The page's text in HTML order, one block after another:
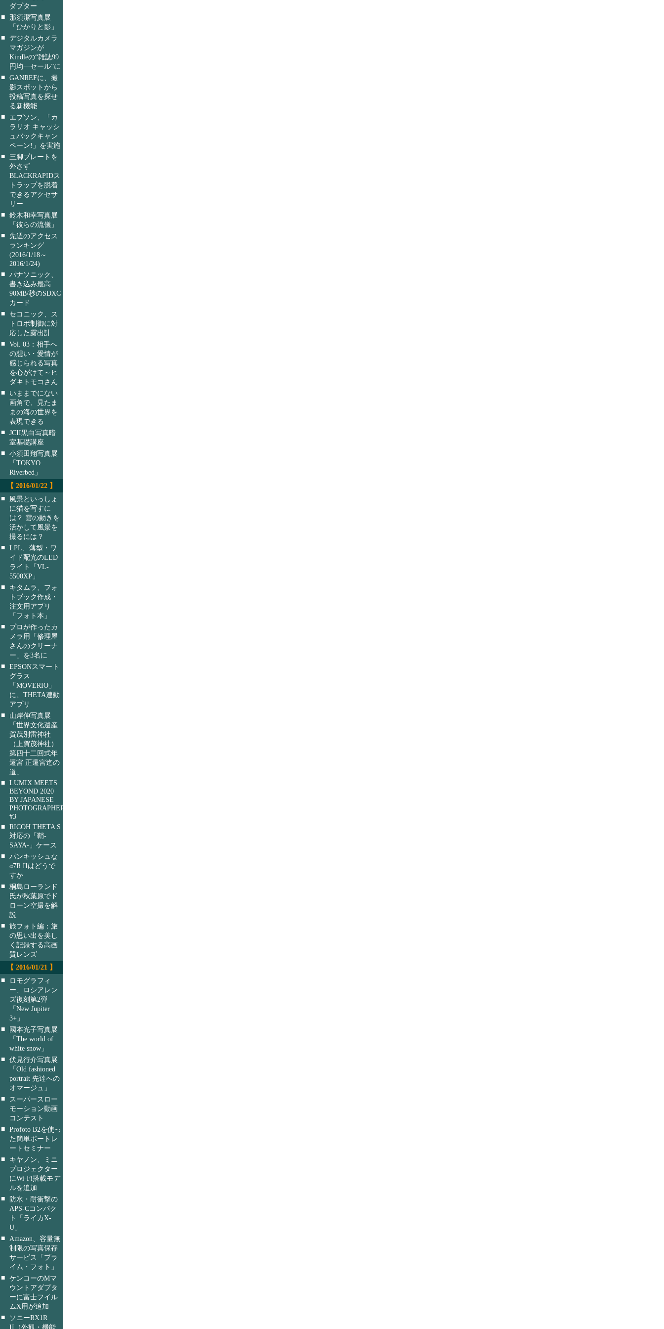
ダプター
■ 那須潔写真展
「ひかりと影」
■ デジタルカメラ
マガジンが
Kindleの“雑誌99
円均一セール”に
■ GANREFに、撮
影スポットから
投稿写真を探せ
る新機能
■
エプソン、「カ
ラリオ キャッシ
ュバックキャン
ペーン!」を実施
■ 三脚プレートを
外さず
BLACKRAPIDス
トラップを脱着
できるアクセサ
リー
■ 鈴木和幸写真展
「彼らの流儀」
■ 先週のアクセス
ランキング
(2016/1/18～
2016/1/24)
■ パナソニック、
書き込み最高
90MB/秒のSDXC
カード
■
セコニック、ス
トロボ制御に対
応した露出計
■ Vol. 03：相手へ
の想い・愛情が
感じられる写真
を心がけて～ヒ
ダキトモコさん
■
いままでにない
画角で、見たま
まの海の世界を
表現できる
■ JCII黒白写真暗
室基礎講座
■ 小須田翔写真展
「TOKYO
Riverbed」
【 2016/01/22 】
■
風景といっしょ
に猫を写すに
は？ 雲の動きを
活かして風景を
撮るには？
■ LPL、薄型・ワ
イド配光のLED
ライト「VL-
5500XP」
■
キタムラ、フォ
トブック作成・
注文用アプリ
「フォト本」
■
プロが作ったカ
メラ用「修理屋
さんのクリーナ
ー」を3名に
■ EPSONスマート
グラス
「MOVERIO」
に、THETA連動
アプリ
■
山岸伸写真展
「世界文化遺産
賀茂別雷神社
（上賀茂神社）
第四十二回式年
遷宮 正遷宮迄の
道」
■ LUMIX MEETS
BEYOND 2020
BY JAPANESE
PHOTOGRAPHERS
#3
■ RICOH THETA S
対応の「鞘-
SAYA-」ケース
■ パンキッシュな
α7R IIはどうで
すか
■ 桐島ローランド
氏が秋葉原でド
ローン空撮を解
説
■ 旅フォト編：旅
の思い出を美し
く記録する高画
質レンズ
【 2016/01/21 】
■
ロモグラフィ
ー、ロシアレン
ズ復刻第2弾
「New Jupiter
3+」
■
國本光子写真展
「The world of
white snow」
■ 伏見行介写真展
「Old fashioned
portrait 先達への
オマージュ」
■
スーパースロー
モーション動画
コンテスト
■ Profoto B2を使っ
た簡単ポートレ
ートセミナー
■
キヤノン、ミニ
プロジェクター
にWi-Fi搭載モデ
ルを追加
■
防水・耐衝撃の
APS-Cコンパク
ト「ライカX-
U」
■
Amazon、容量無
制限の写真保存
サービス「プラ
イム・フォト」
■ ケンコーのMマ
ウントアダプタ
ーに富士フイル
ムX用が追加
■
ソニーRX1R
II（外観・機能